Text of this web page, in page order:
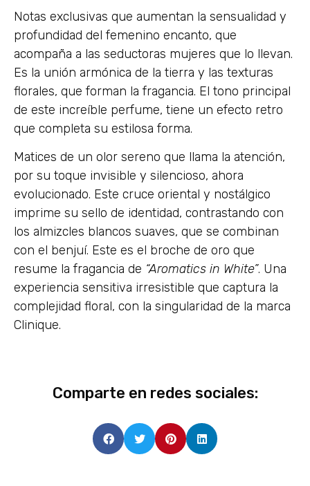
Notas exclusivas que aumentan la sensualidad y
profundidad del femenino encanto, que
acompaña a las seductoras mujeres que lo llevan.
Es la unión armónica de la tierra y las texturas
florales, que forman la fragancia. El tono principal
de este increíble perfume, tiene un efecto retro
que completa su estilosa forma.
Matices de un olor sereno que llama la atención,
por su toque invisible y silencioso, ahora
evolucionado. Este cruce oriental y nostálgico
imprime su sello de identidad, contrastando con
los almizcles blancos suaves, que se combinan
con el benjuí. Este es el broche de oro que
resume la fragancia de “Aromatics in White”. Una
experiencia sensitiva irresistible que captura la
complejidad floral, con la singularidad de la marca
Clinique.
Comparte en redes sociales: